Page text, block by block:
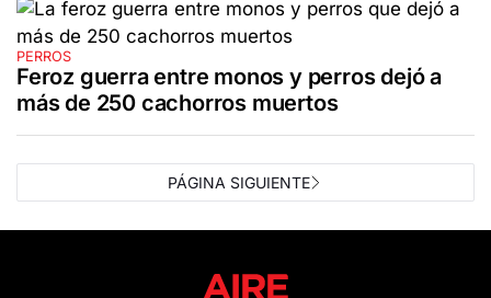
PERROS
Feroz guerra entre monos y perros dejó a
más de 250 cachorros muertos
PÁGINA SIGUIENTE